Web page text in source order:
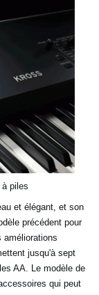
piles
et élégant, et son
précédent pour
améliorations
jusqu'à sept
AA. Le modèle de
qui peut